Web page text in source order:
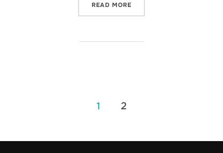
READ MORE
1 2